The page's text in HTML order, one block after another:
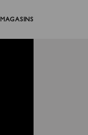
MAGASINS